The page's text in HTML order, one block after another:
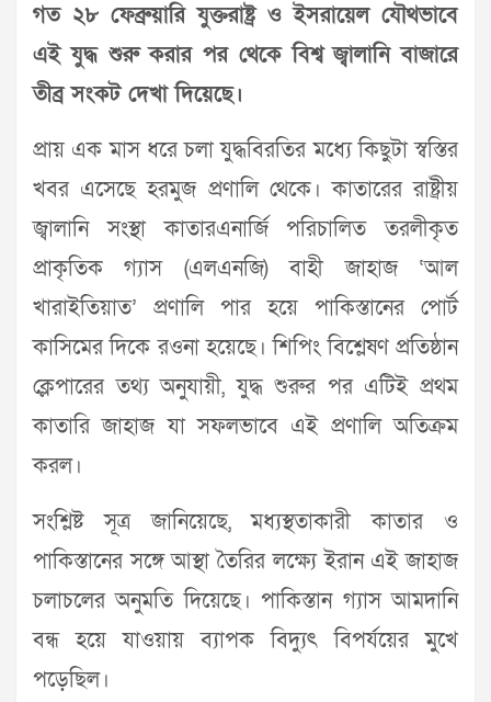
গত ২৮ ফেব্রুয়ারি যুক্তরাষ্ট্র ও ইসরায়েল যৌথভাবে
এই যুদ্ধ শুরু করার পর থেকে বিশ্ব জ্বালানি বাজারে
তীব্র সংকট দেখা দিয়েছে।
প্রায় এক মাস ধরে চলা যুদ্ধবিরতির মধ্যে কিছুটা স্বস্তির
খবর এসেছে হরমুজ প্রণালি থেকে। কাতারের রাষ্ট্রীয়
জ্বালানি সংস্থা কাতারএনার্জি পরিচালিত তরলীকৃত
প্রাকৃতিক গ্যাস (এলএনজি) বাহী জাহাজ ‘আল
খারাইতিয়াত’ প্রণালি পার হয়ে পাকিস্তানের পোর্ট
কাসিমের দিকে রওনা হয়েছে। শিপিং বিশ্লেষণ প্রতিষ্ঠান
ক্লেপারের তথ্য অনুযায়ী, যুদ্ধ শুরুর পর এটিই প্রথম
কাতারি জাহাজ যা সফলভাবে এই প্রণালি অতিক্রম
করল।
সংশ্লিষ্ট সূত্র জানিয়েছে, মধ্যস্থতাকারী কাতার ও
পাকিস্তানের সঙ্গে আস্থা তৈরির লক্ষ্যে ইরান এই জাহাজ
চলাচলের অনুমতি দিয়েছে। পাকিস্তান গ্যাস আমদানি
বন্ধ হয়ে যাওয়ায় ব্যাপক বিদ্যুৎ বিপর্যয়ের মুখে
পড়েছিল।